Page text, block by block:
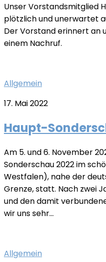
Unser Vorstandsmitglied
plötzlich und unerwartet
Der Vorstand erinnert an
einem Nachruf.
Allgemein
17. Mai 2022
Haupt-
Am 5. und 6. November
Sonderschau 2022 im
Westfalen), nahe der
Grenze, statt. Nach zwei
und den damit
wir uns sehr...
Allgemein